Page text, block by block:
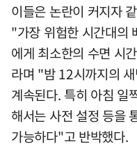
이들은 논란이 커지자
"가장 위험한 시간대의
에게 최소한의 수면 시
라며 "밤 12시까지의
계속된다. 특히 아침 일
해서는 사전 설정 등을
가능하다"고 반박했다.